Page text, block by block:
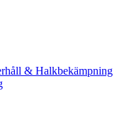
& Halkbekämpning